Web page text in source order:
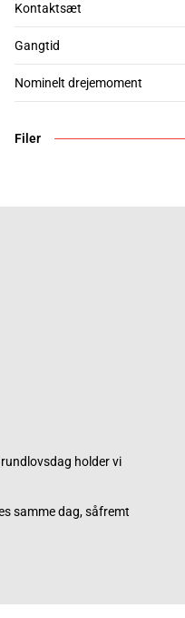
Kontaktsæt
Gangtid
Nominelt drejemoment
Filer
holder vi
samme dag, såfremt